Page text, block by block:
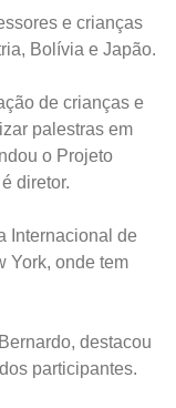
e crianças
Bolívia e Japão.
de crianças e
palestras em
o Projeto
diretor.
Internacional de
York, onde tem
destacou
participantes.